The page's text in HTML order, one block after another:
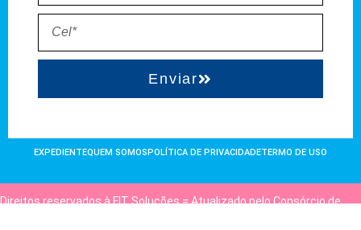
Enviar
EXPEDIENTEQUEM SOMOSPOLÍTICA DE PRIVACIDADETERMO DE USO
Direitos reservados à FIT Soluções = Atualizado pelo Consórcio de